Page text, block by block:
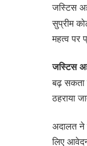
जस्टिस
सुप्रीम
महत्व पर
जस्टिस
बढ़ सकता
ठहराया
अदालत ने
लिए